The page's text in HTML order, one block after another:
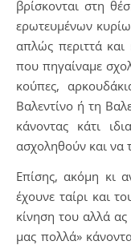
βρίσκονται στη
ερωτευμένων
απλώς περιττά
που πηγαίναμε
κούπες,
Βαλεντίνο ή τη
κάνοντας κάτι
ασχοληθούν και να
Επίσης, ακόμη κι
έχουνε ταίρι και
κίνηση του αλλά
μας πολλά»